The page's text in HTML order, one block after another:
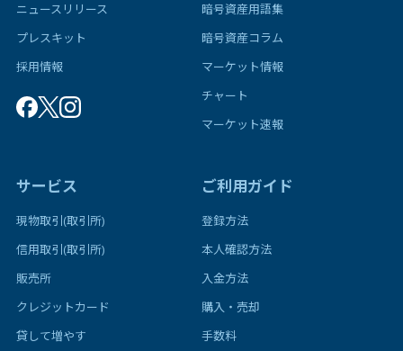
ニュースリリース
プレスキット
採用情報
暗号資産用語集
暗号資産コラム
マーケット情報
チャート
マーケット速報
サービス
現物取引(取引所)
信用取引(取引所)
販売所
クレジットカード
貸して増やす
ご利用ガイド
登録方法
本人確認方法
入金方法
購入・売却
手数料